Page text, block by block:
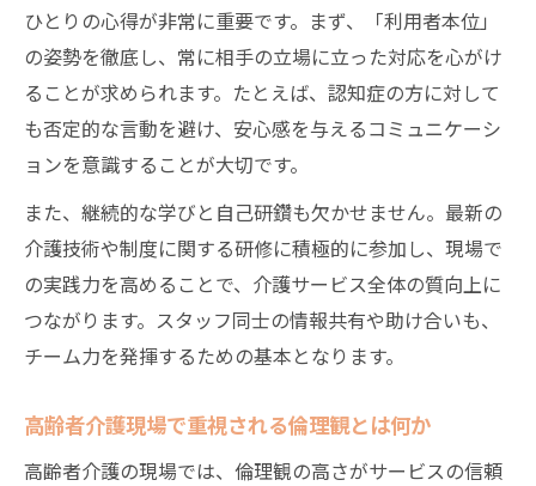
ひとりの心得が非常に重要です。まず、「利用者本位」
の姿勢を徹底し、常に相手の立場に立った対応を心がけ
ることが求められます。たとえば、認知症の方に対して
も否定的な言動を避け、安心感を与えるコミュニケーシ
ョンを意識することが大切です。
また、継続的な学びと自己研鑽も欠かせません。最新の
介護技術や制度に関する研修に積極的に参加し、現場で
の実践力を高めることで、介護サービス全体の質向上に
つながります。スタッフ同士の情報共有や助け合いも、
チーム力を発揮するための基本となります。
高齢者介護現場で重視される倫理観とは何か
高齢者介護の現場では、倫理観の高さがサービスの信頼